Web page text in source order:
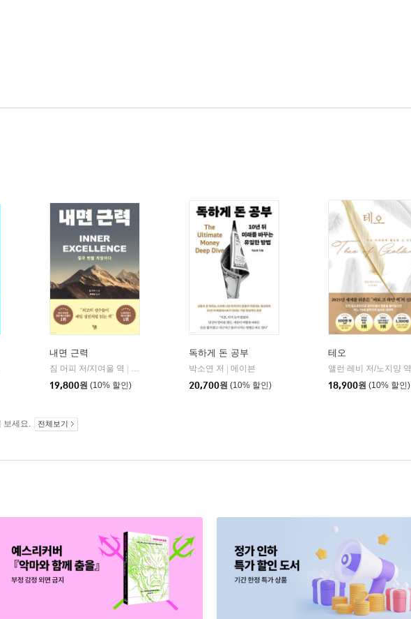
내면 근력
짐 머피 저/지여울 역
윌북(willbook)
19,800원 (10% 할인)
독하게 돈 공부
박소연 저
메이븐
20,700원 (10% 할인)
테오
앨런 레비 저/노지양 역
18,900원 (10% 할인)
보세요. 전체보기